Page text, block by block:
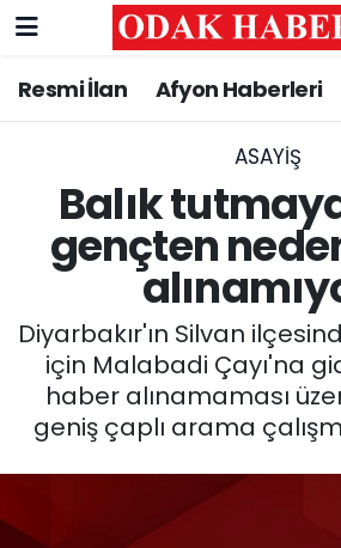
Resmi İlan Afyon Haberleri
ASAYİŞ
Balık
gençten
Diyarbakır'ın Silvan
için Malabadi Çayı'na
haber alınamaması
geniş çaplı arama
AFYONKARAHİSAR
ASAYİŞ
GÜNCEL
SİYASET
EĞİTİM
Nöbetçi Eczaneler
Trafik Durumu
Süper Lig Puan Durumu
Tüm Manşetler
Son Dakika Haberleri